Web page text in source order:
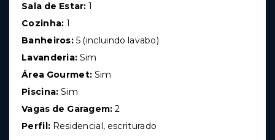
Sala de Estar: 1
Cozinha: 1
Banheiros: 5 (incluindo lavabo)
Lavanderia: Sim
Área Gourmet: Sim
Piscina: Sim
Vagas de Garagem: 2
Perfil: Residencial, escriturado